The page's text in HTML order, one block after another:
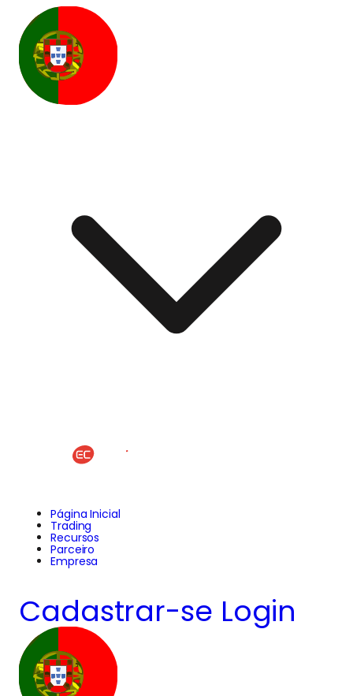
Página Inicial
Trading
Recursos
Parceiro
Empresa
Cadastrar-se Login